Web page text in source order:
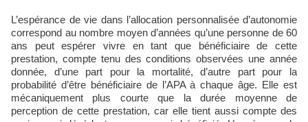
L’espérance de vie dans l’allocation personnalisée d’autonomie
correspond au nombre moyen d’années qu’une personne de 60
ans peut espérer vivre en tant que bénéficiaire de cette
prestation, compte tenu des conditions observées une année
donnée, d’une part pour la mortalité, d’autre part pour la
probabilité d’être bénéficiaire de l’APA à chaque âge. Elle est
mécaniquement plus courte que la durée moyenne de
perception de cette prestation, car elle tient aussi compte des